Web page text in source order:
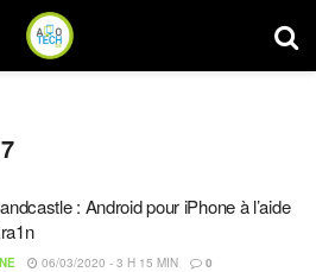
: Android pour iPhone à l’aide
06/03/2020 - 3 H 15 MIN 0